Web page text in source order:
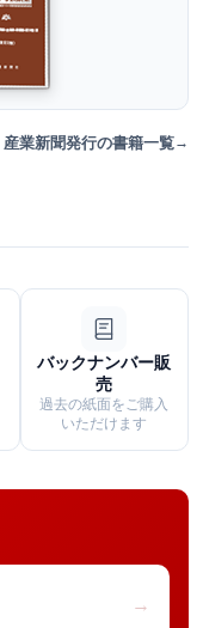
産業新聞発行の書籍一覧
バックナンバー販
売
過去の紙面をご購入
いただけます
→